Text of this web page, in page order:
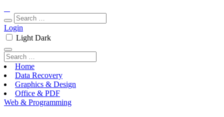
Login
Light Dark
Home
Data Recovery
Graphics & Design
Office & PDF
Web & Programming